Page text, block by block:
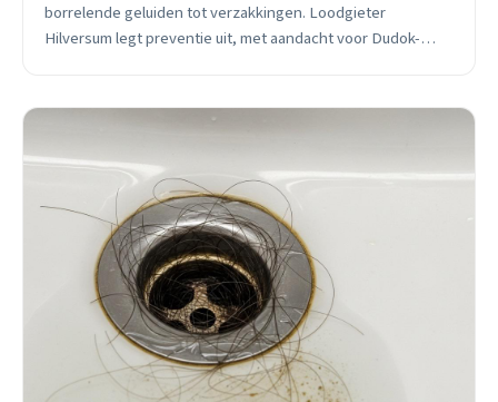
borrelende geluiden tot verzakkingen. Loodgieter
Hilversum legt preventie uit, met aandacht voor Dudok-